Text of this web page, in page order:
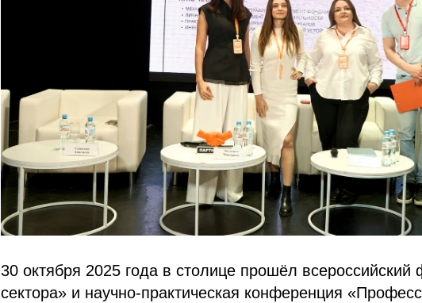
30 октября 2025 года в столице прошёл
сектора» и научно-практическая конференция